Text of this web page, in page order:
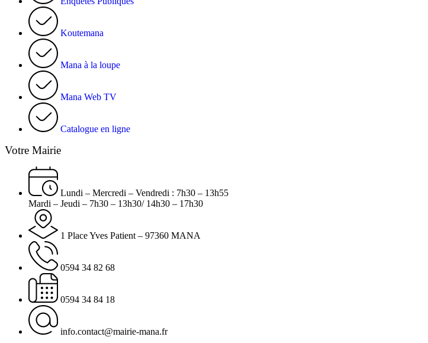
Koutemana
Mana à la loupe
Mana Web TV
Catalogue en ligne
Votre Mairie
Lundi – Mercredi – Vendredi : 7h30 – 13h55
Mardi – Jeudi – 7h30 – 13h30/ 14h30 – 17h30
1 Place Yves Patient – 97360 MANA
0594 34 82 68
0594 34 84 18
info.contact@mairie-mana.fr